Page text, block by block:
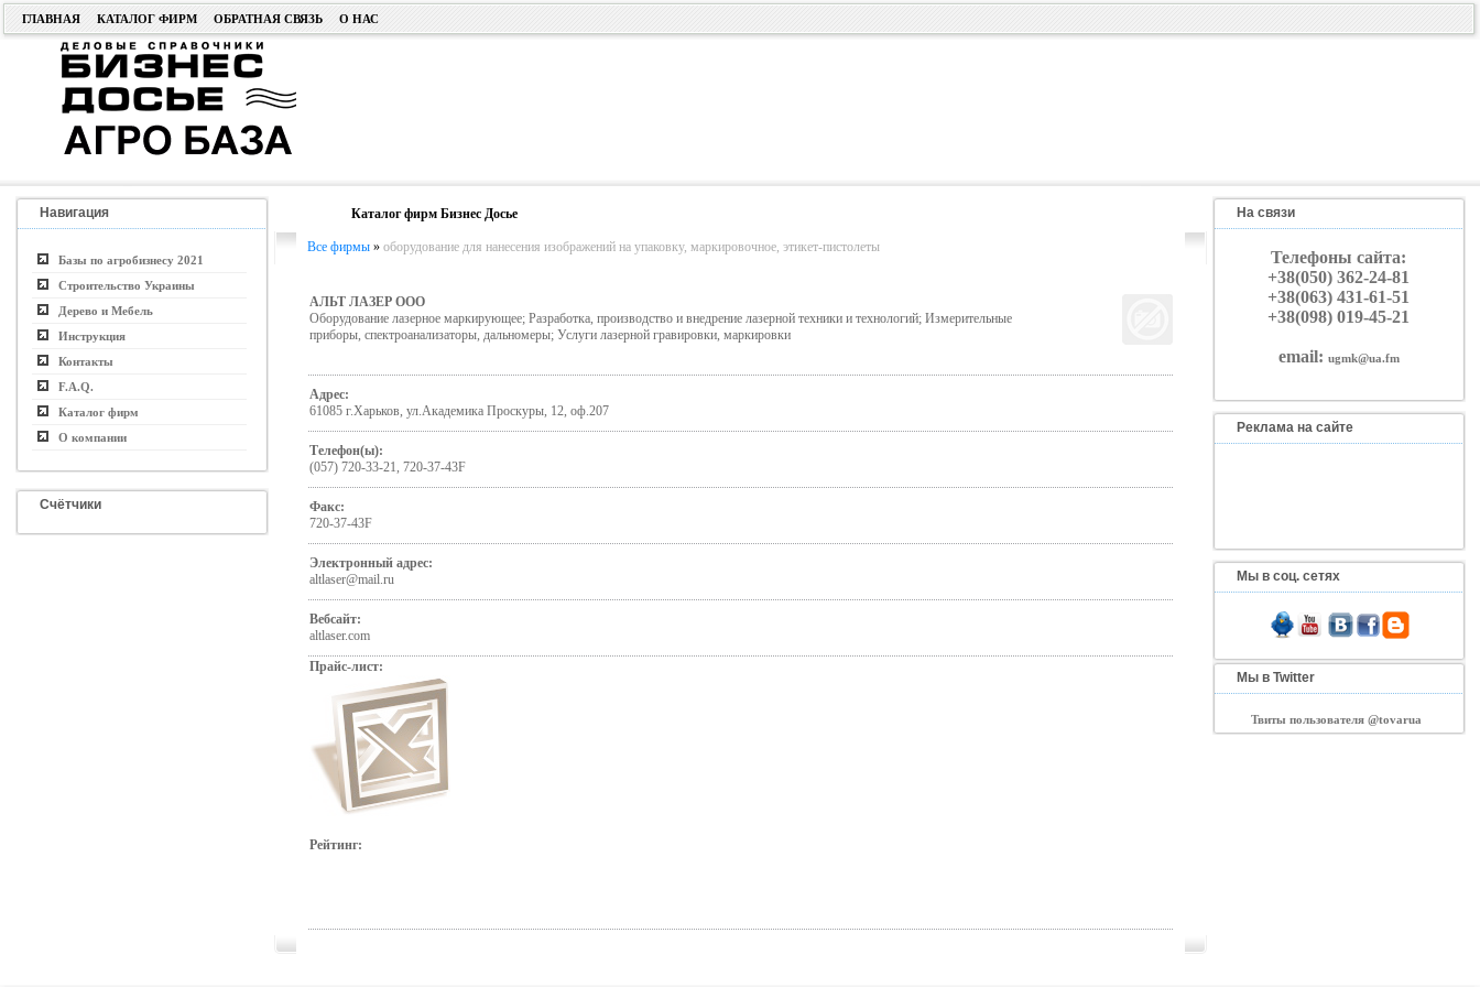
ГЛАВНАЯ КАТАЛОГ ФИРМ ОБРАТНАЯ СВЯЗЬ О НАС
Навигация
Базы по агробизнесу 2021
Строительство Украины
Дерево и Мебель
Инструкция
Контакты
F.A.Q.
Каталог фирм
О компании
Счётчики
Каталог фирм Бизнес Досье
Все фирмы» оборудование для нанесения изображений на упаковку, маркировочное, этикет-пистолеты
АЛЬТ ЛАЗЕР ООО
Оборудование лазерное маркирующее; Разработка, производство и внедрение лазерной техники и технологий; Измерительные
приборы, спектроанализаторы, дальномеры; Услуги лазерной гравировки, маркировки
Адрес:
61085 г.Харьков, ул.Академика Проскуры, 12, оф.207
Телефон(ы):
(057) 720-33-21, 720-37-43F
Факс:
720-37-43F
Электронный адрес:
altlaser@mail.ru
Вебсайт:
altlaser.com
Прайс-лист:
Рейтинг:
На связи
Телефоны сайта:
+38(050) 362-24-81
+38(063) 431-61-51
+38(098) 019-45-21
email: ugmk@ua.fm
Реклама на сайте
Мы в соц. сетях
Мы в Twitter
Твиты пользователя @tovarua